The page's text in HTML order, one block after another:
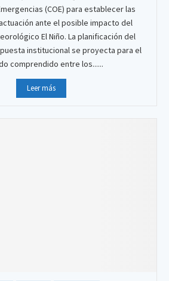
(COE) para establecer las
ante el posible impacto del
El Niño. La planificación del
institucional se proyecta para el
comprendido entre los......
Leer más